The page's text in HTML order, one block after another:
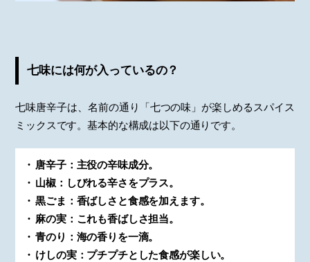
七味には何が入っているの？
七味唐辛子は、名前の通り「七つの味」が楽しめるスパイス
ミックスです。基本的な構成は以下の通りです。
唐辛子：主役の辛味成分。
山椒：しびれる辛さをプラス。
黒ごま：香ばしさと食感を加えます。
麻の実：これも香ばしさ担当。
青のり：海の香りを一滴。
けしの実：プチプチとした食感が楽しい。